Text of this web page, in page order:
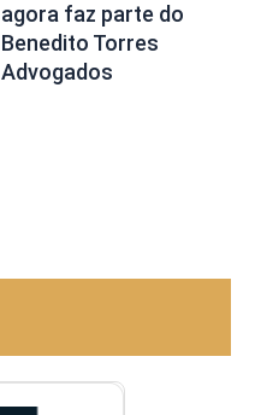
agora faz parte do
Benedito Torres
Advogados